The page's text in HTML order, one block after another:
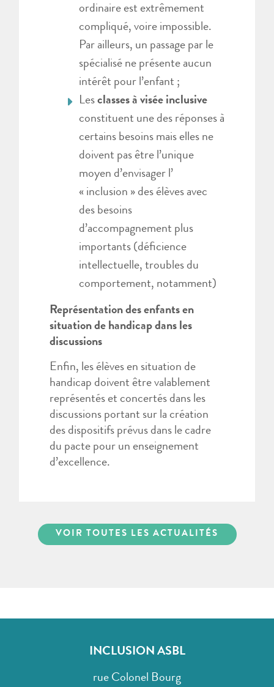
ordinaire est extrêmement
compliqué, voire impossible.
Par ailleurs, un passage par le
spécialisé ne présente aucun
intérêt pour l’enfant ;
Les classes à visée inclusive
constituent une des réponses à
certains besoins mais elles ne
doivent pas être l’unique
moyen d’envisager l’
« inclusion » des élèves avec
des besoins
d’accompagnement plus
importants (déficience
intellectuelle, troubles du
comportement, notamment)
Représentation des enfants en
situation de handicap dans les
discussions
Enfin, les élèves en situation de
handicap doivent être valablement
représentés et concertés dans les
discussions portant sur la création
des dispositifs prévus dans le cadre
du pacte pour un enseignement
d’excellence.
VOIR TOUTES LES ACTUALITÉS
INCLUSION ASBL
rue Colonel Bourg